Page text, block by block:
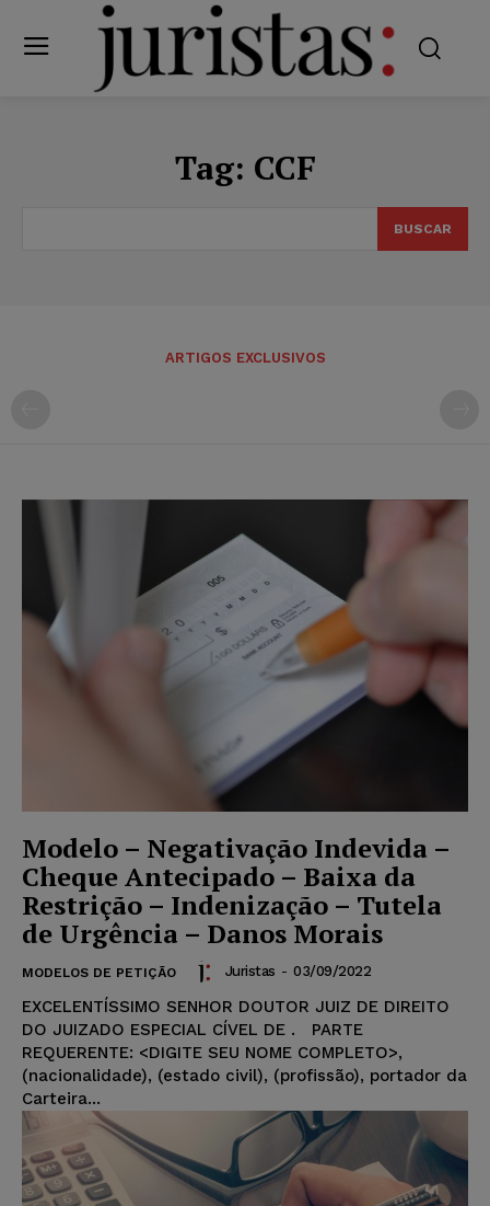
Tag: CCF
BUSCAR
ARTIGOS EXCLUSIVOS
Modelo – Negativação Indevida –
Cheque Antecipado – Baixa da
Restrição – Indenização – Tutela
de Urgência – Danos Morais
MODELOS DE PETIÇÃO Juristas - 03/09/2022
EXCELENTÍSSIMO SENHOR DOUTOR JUIZ DE DIREITO
DO JUIZADO ESPECIAL CÍVEL DE . PARTE
REQUERENTE: <DIGITE SEU NOME COMPLETO>,
(nacionalidade), (estado civil), (profissão), portador da
Carteira...